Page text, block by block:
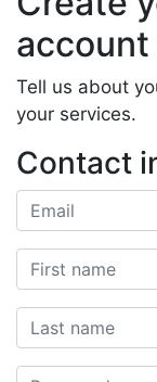
account
Tell us about
your services.
Contact